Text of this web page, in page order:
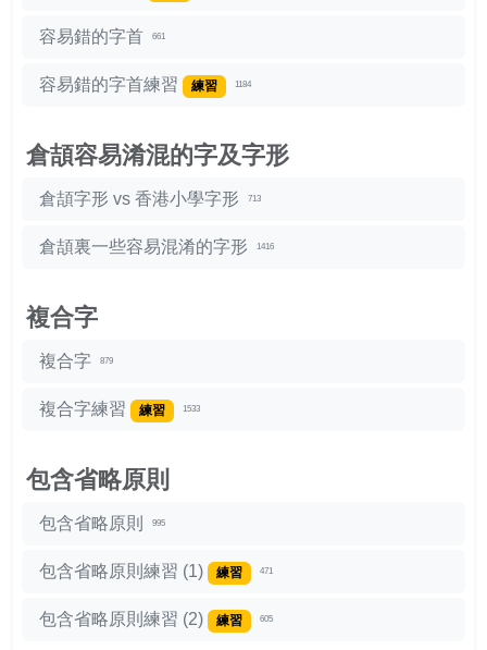
容易錯的字首 661
容易錯的字首練習 練習 1184
倉頡容易淆混的字及字形
倉頡字形 vs 香港小學字形 713
倉頡裏一些容易混淆的字形 1416
複合字
複合字 879
複合字練習 練習 1533
包含省略原則
包含省略原則 995
包含省略原則練習 (1) 練習 471
包含省略原則練習 (2) 練習 605